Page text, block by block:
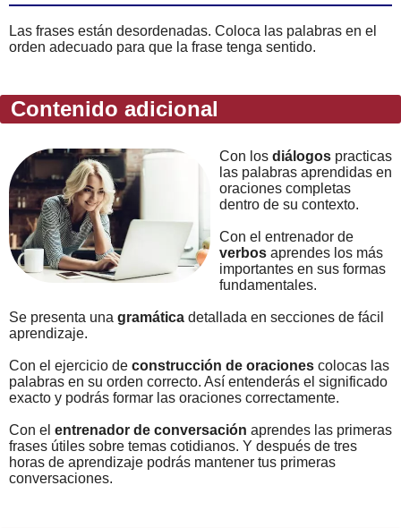
Las frases están desordenadas. Coloca las palabras en el
orden adecuado para que la frase tenga sentido.
Contenido adicional
Con los diálogos practicas
las palabras aprendidas en
oraciones completas
dentro de su contexto.
Con el entrenador de
verbos aprendes los más
importantes en sus formas
fundamentales.
Se presenta una gramática detallada en secciones de fácil
aprendizaje.
Con el ejercicio de construcción de oraciones colocas las
palabras en su orden correcto. Así entenderás el significado
exacto y podrás formar las oraciones correctamente.
Con el entrenador de conversación aprendes las primeras
frases útiles sobre temas cotidianos. Y después de tres
horas de aprendizaje podrás mantener tus primeras
conversaciones.